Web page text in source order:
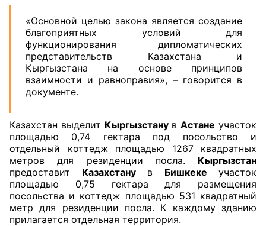
«Основной целью закона является создание
благоприятных условий для
функционирования дипломатических
представительств Казахстана и
Кыргызстана на основе принципов
взаимности и равноправия», – говорится в
документе.
Казахстан выделит КыргызстанувАстане участок
площадью 0,74 гектара под посольство и
отдельный коттедж площадью 1267 квадратных
метров для резиденции посла. Кыргызстан
предоставит Казахстанув Бишкеке участок
площадью 0,75 гектара для размещения
посольства и коттедж площадью 531 квадратный
метр для резиденции посла. К каждому зданию
прилагается отдельная территория.